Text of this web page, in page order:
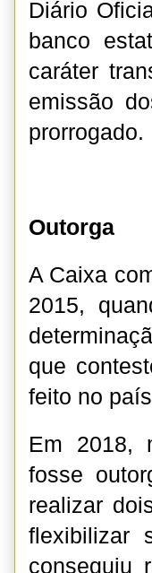
Diário
banco
caráter
emissão
prorrogado.
Outorga
A Caixa
2015,
que
feito no
Em 2018,
fosse
realizar
flexibilizar
conseguiu